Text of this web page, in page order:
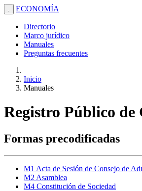
. ECONOMÍA
Directorio
Marco jurídico
Manuales
Preguntas frecuentes
Inicio
Manuales
Registro Público de
Formas precodificadas
M1 Acta de Sesión de Consejo de
M2 Asamblea
M4 Constitución de Sociedad